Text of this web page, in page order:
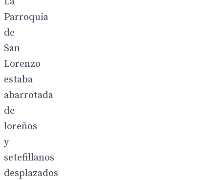
Parroquia
de
San
Lorenzo
estaba
abarrotada
de
loreños
y
setefillanos
desplazados